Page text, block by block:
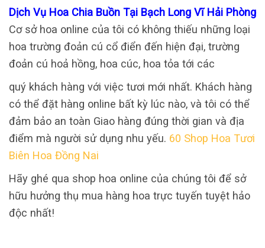
Dịch Vụ Hoa Chia Buồn Tại Bạch Long Vĩ Hải Phòng
Cơ sở hoa online của tôi có không thiếu những loại
hoa trường đoản cú cổ điển đến hiện đại, trường
đoản cú hoả hồng, hoa cúc, hoa tỏa tới các
quý khách hàng với việc tươi mới nhất. Khách hàng
có thể đặt hàng online bất kỳ lúc nào, và tôi có thể
đảm bảo an toàn Giao hàng đúng thời gian và địa
điểm mà người sử dụng nhu yếu. 60 Shop Hoa Tươi
Biên Hoa Đồng Nai
Hãy ghé qua shop hoa online của chúng tôi để sở
hữu hưởng thụ mua hàng hoa trực tuyến tuyệt hảo
độc nhất!